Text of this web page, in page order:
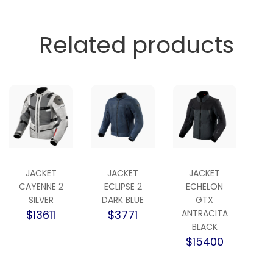
Related products
JACKET
CAYENNE 2
SILVER
$13611
JACKET
ECLIPSE 2
DARK BLUE
$3771
JACKET
ECHELON
GTX
ANTRACITA
BLACK
$15400